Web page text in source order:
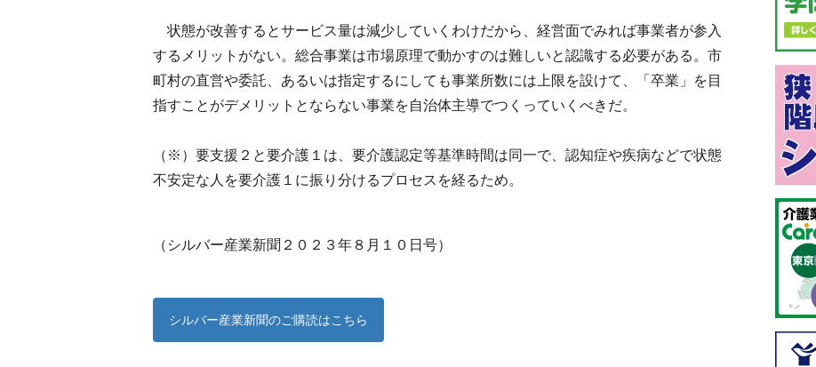
状態が改善するとサービス量は減少していくわけだから、経営面でみれば事業者が参入
するメリットがない。総合事業は市場原理で動かすのは難しいと認識する必要がある。市
町村の直営や委託、あるいは指定するにしても事業所数には上限を設けて、「卒業」を目
指すことがデメリットとならない事業を自治体主導でつくっていくべきだ。
（※）要支援２と要介護１は、要介護認定等基準時間は同一で、認知症や疾病などで状態
不安定な人を要介護１に振り分けるプロセスを経るため。
（シルバー産業新聞２０２３年８月１０日号）
シルバー産業新聞のご購読はこちら